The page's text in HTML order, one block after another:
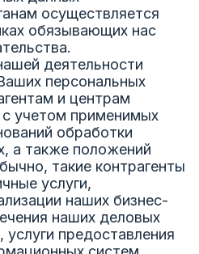
осуществляется
обязывающих нас
деятельности
персональных
и центрам
учетом применимых
обработки
а также положений
такие контрагенты
услуги,
наших бизнес-
наших деловых
предоставления